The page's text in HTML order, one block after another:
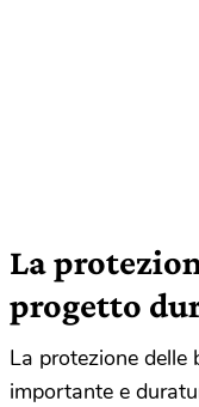
La
progetto
La protezione delle
importante e